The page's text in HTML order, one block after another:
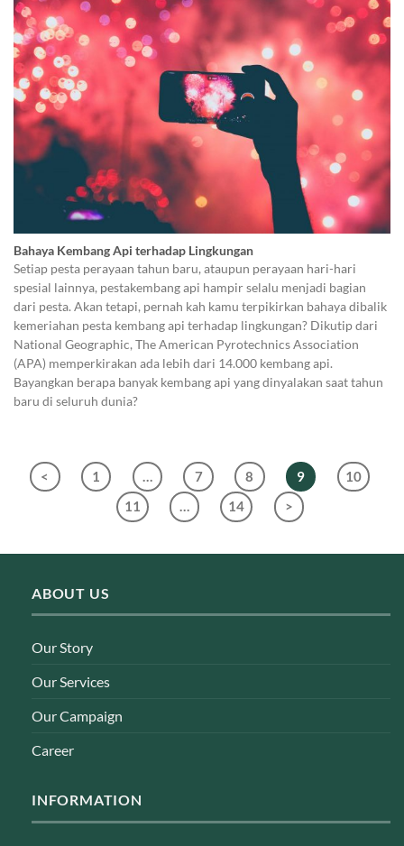
Bahaya Kembang Api terhadap Lingkungan
Setiap pesta perayaan tahun baru, ataupun perayaan hari-hari
spesial lainnya, pestakembang api hampir selalu menjadi bagian
dari pesta. Akan tetapi, pernah kah kamu terpikirkan bahaya dibalik
kemeriahan pesta kembang api terhadap lingkungan? Dikutip dari
National Geographic, The American Pyrotechnics Association
(APA) memperkirakan ada lebih dari 14.000 kembang api.
Bayangkan berapa banyak kembang api yang dinyalakan saat tahun
baru di seluruh dunia?
< 1 7 8 9
10
11
… 14 >
ABOUT US
Our Story
Our Services
Our Campaign
Career
INFORMATION